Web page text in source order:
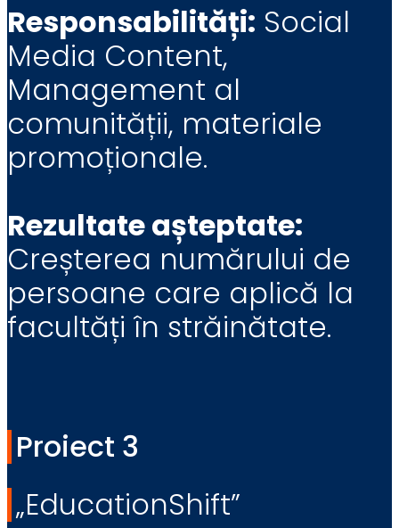
Responsabilități: Social
Media Content,
Management al
comunității, materiale
promoționale.
Rezultate așteptate:
Creșterea numărului de
persoane care aplică la
facultăți în străinătate.
Proiect 3
„EducationShift”